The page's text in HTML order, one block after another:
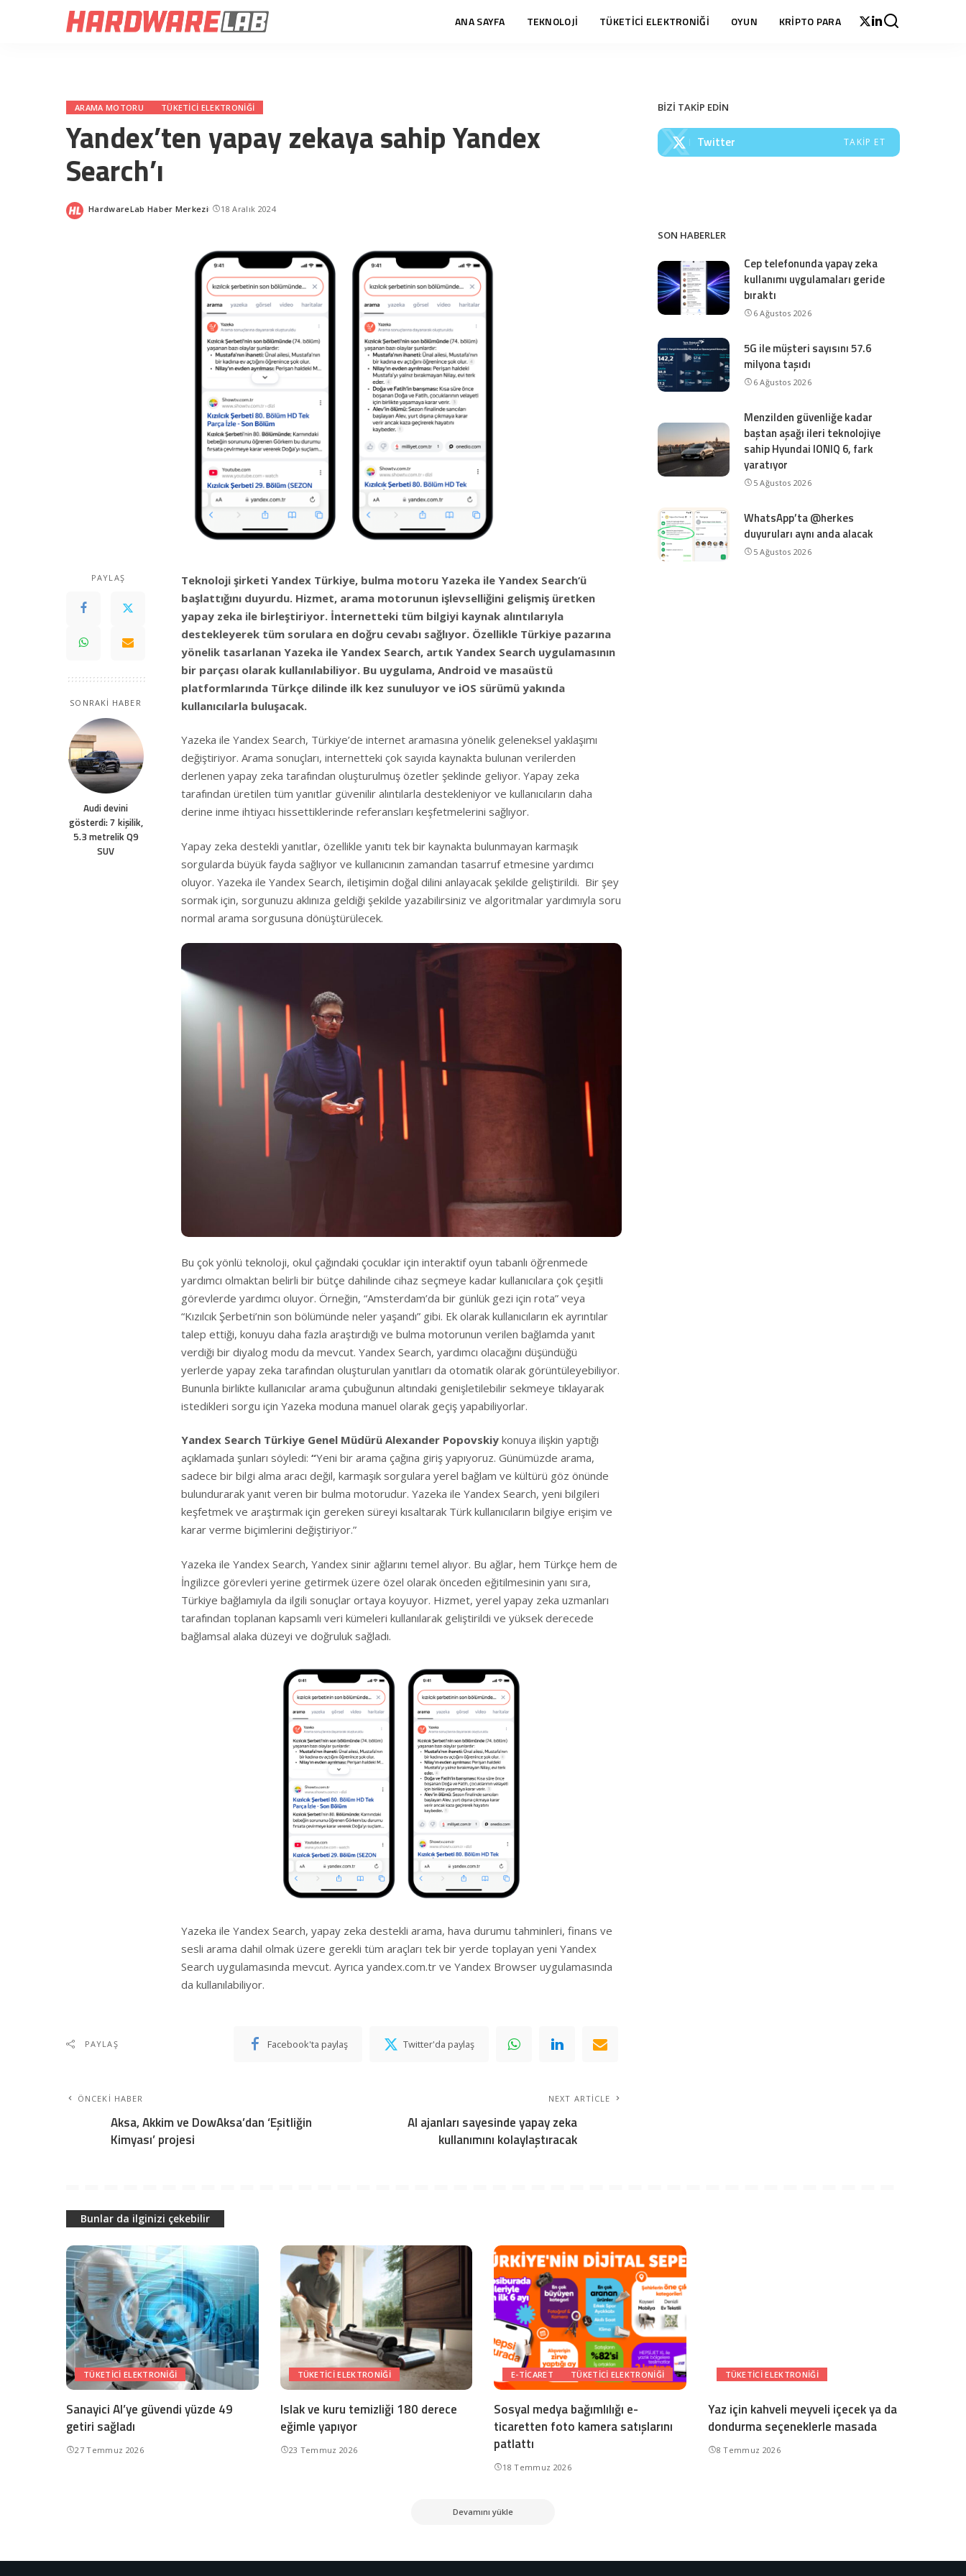
ANA SAYFA TEKNOLOJİ TÜKETİCİ ELEKTRONİĞİ OYUN KRİPTO PARA
ARAMA MOTORU TÜKETICI ELEKTRONIĞI
Yandex’ten yapay zekaya sahip Yandex
Search’ı
Posted
HardwareLab Haber Merkezi 18 Aralık 2024
PAYLAŞ
SONRAKİ HABER
Audi devini
gösterdi: 7 kişilik,
5.3 metrelik Q9
SUV
Teknoloji şirketi Yandex Türkiye, bulma motoru Yazeka ile Yandex Search‘ü
başlattığını duyurdu. Hizmet, arama motorunun işlevselliğini gelişmiş üretken
yapay zeka ile birleştiriyor. İnternetteki tüm bilgiyi kaynak alıntılarıyla
destekleyerek tüm sorulara en doğru cevabı sağlıyor. Özellikle Türkiye pazarına
yönelik tasarlanan Yazeka ile Yandex Search, artık Yandex Search uygulamasının
bir parçası olarak kullanılabiliyor. Bu uygulama, Android ve masaüstü
platformlarında Türkçe dilinde ilk kez sunuluyor ve iOS sürümü yakında
kullanıcılarla buluşacak.
Yazeka ile Yandex Search, Türkiye’de internet aramasına yönelik geleneksel yaklaşımı
değiştiriyor. Arama sonuçları, internetteki çok sayıda kaynakta bulunan verilerden
derlenen yapay zeka tarafından oluşturulmuş özetler şeklinde geliyor. Yapay zeka
tarafından üretilen tüm yanıtlar güvenilir alıntılarla destekleniyor ve kullanıcıların daha
derine inme ihtiyacı hissettiklerinde referansları keşfetmelerini sağlıyor.
Yapay zeka destekli yanıtlar, özellikle yanıtı tek bir kaynakta bulunmayan karmaşık
sorgularda büyük fayda sağlıyor ve kullanıcının zamandan tasarruf etmesine yardımcı
oluyor. Yazeka ile Yandex Search, iletişimin doğal dilini anlayacak şekilde geliştirildi. Bir şey
sormak için, sorgunuzu aklınıza geldiği şekilde yazabilirsiniz ve algoritmalar yardımıyla soru
normal arama sorgusuna dönüştürülecek.
Bu çok yönlü teknoloji, okul çağındaki çocuklar için interaktif oyun tabanlı öğrenmede
yardımcı olmaktan belirli bir bütçe dahilinde cihaz seçmeye kadar kullanıcılara çok çeşitli
görevlerde yardımcı oluyor. Örneğin, “Amsterdam’da bir günlük gezi için rota” veya
“Kızılcık Şerbeti’nin son bölümünde neler yaşandı” gibi. Ek olarak kullanıcıların ek ayrıntılar
talep ettiği, konuyu daha fazla araştırdığı ve bulma motorunun verilen bağlamda yanıt
verdiği bir diyalog modu da mevcut. Yandex Search, yardımcı olacağını düşündüğü
yerlerde yapay zeka tarafından oluşturulan yanıtları da otomatik olarak görüntüleyebiliyor.
Bununla birlikte kullanıcılar arama çubuğunun altındaki genişletilebilir sekmeye tıklayarak
istedikleri sorgu için Yazeka moduna manuel olarak geçiş yapabiliyorlar.
Yandex Search Türkiye Genel Müdürü Alexander Popovskiy konuya ilişkin yaptığı
açıklamada şunları söyledi: “Yeni bir arama çağına giriş yapıyoruz. Günümüzde arama,
sadece bir bilgi alma aracı değil, karmaşık sorgulara yerel bağlam ve kültürü göz önünde
bulundurarak yanıt veren bir bulma motorudur. Yazeka ile Yandex Search, yeni bilgileri
keşfetmek ve araştırmak için gereken süreyi kısaltarak Türk kullanıcıların bilgiye erişim ve
karar verme biçimlerini değiştiriyor.”
Yazeka ile Yandex Search, Yandex sinir ağlarını temel alıyor. Bu ağlar, hem Türkçe hem de
İngilizce görevleri yerine getirmek üzere özel olarak önceden eğitilmesinin yanı sıra,
Türkiye bağlamıyla da ilgili sonuçlar ortaya koyuyor. Hizmet, yerel yapay zeka uzmanları
tarafından toplanan kapsamlı veri kümeleri kullanılarak geliştirildi ve yüksek derecede
bağlamsal alaka düzeyi ve doğruluk sağladı.
Yazeka ile Yandex Search, yapay zeka destekli arama, hava durumu tahminleri, finans ve
sesli arama dahil olmak üzere gerekli tüm araçları tek bir yerde toplayan yeni Yandex
Search uygulamasında mevcut. Ayrıca yandex.com.tr ve Yandex Browser uygulamasında
da kullanılabiliyor.
PAYLAŞ Facebook'ta paylaş Twitter'da paylaş
ÖNCEKI HABER
Aksa, Akkim ve DowAksa’dan ‘Eşitliğin
Kimyası’ projesi
NEXT ARTICLE
AI ajanları sayesinde yapay zeka
kullanımını kolaylaştıracak
BİZİ TAKİP EDİN
Twitter TAKIP ET
SON HABERLER
Cep telefonunda yapay zeka
kullanımı uygulamaları geride
bıraktı
6 Ağustos 2026
5G ile müşteri sayısını 57.6
milyona taşıdı
6 Ağustos 2026
Menzilden güvenliğe kadar
baştan aşağı ileri teknolojiye
sahip Hyundai IONIQ 6, fark
yaratıyor
5 Ağustos 2026
WhatsApp’ta @herkes
duyuruları aynı anda alacak
5 Ağustos 2026
Bunlar da ilginizi çekebilir
TÜKETICI ELEKTRONIĞI
Sanayici AI’ye güvendi yüzde 49
getiri sağladı
27 Temmuz 2026
TÜKETICI ELEKTRONIĞI
Islak ve kuru temizliği 180 derece
eğimle yapıyor
23 Temmuz 2026
E-TICARET TÜKETICI ELEKTRONIĞI
Sosyal medya bağımlılığı e-
ticaretten foto kamera satışlarını
patlattı
18 Temmuz 2026
TÜKETICI ELEKTRONIĞI
Yaz için kahveli meyveli içecek ya da
dondurma seçeneklerle masada
8 Temmuz 2026
Devamını yükle